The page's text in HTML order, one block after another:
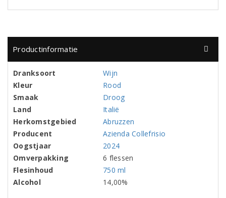
Productinformatie
Dranksoort
Wijn
Kleur
Rood
Smaak
Droog
Land
Italië
Herkomstgebied
Abruzzen
Producent
Azienda Collefrisio
Oogstjaar
2024
Omverpakking
6 flessen
Flesinhoud
750 ml
Alcohol
14,00%